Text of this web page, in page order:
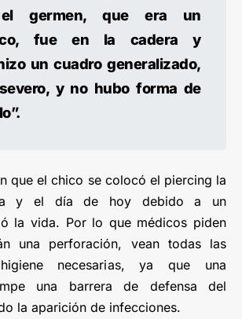
germen, que era un
fue en la cadera y
un cuadro generalizado,
y no hubo forma de
que el chico se colocó el piercing la
y el día de hoy debido a un
la vida. Por lo que médicos piden
una perforación, vean todas las
necesarias, ya que una
una barrera de defensa del
la aparición de infecciones.